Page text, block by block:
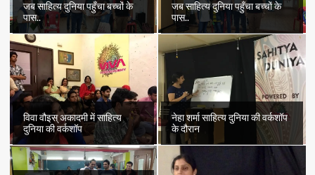
जब साहित्य दुनिया पहुँचा बच्चों के
पास..
जब साहित्य दुनिया पहुँचा बच्चों के
पास..
विवा वौइस् अकादमी में साहित्य
दुनिया की वर्कशॉप
नेहा शर्मा साहित्य दुनिया की वर्कशॉप
के दौरान